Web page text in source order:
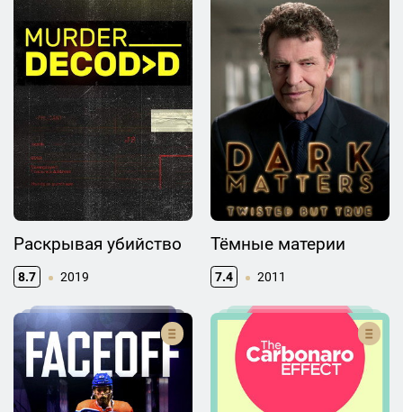
Раскрывая убийство
8.7 2019
Тёмные материи
7.4 2011